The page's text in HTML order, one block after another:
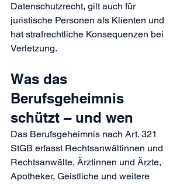
Datenschutzrecht, gilt auch für
juristische Personen als Klienten und
hat strafrechtliche Konsequenzen bei
Verletzung.
Was das
Berufsgeheimnis
schützt – und wen
Das Berufsgeheimnis nach Art. 321
StGB erfasst Rechtsanwältinnen und
Rechtsanwälte, Ärztinnen und Ärzte,
Apotheker, Geistliche und weitere